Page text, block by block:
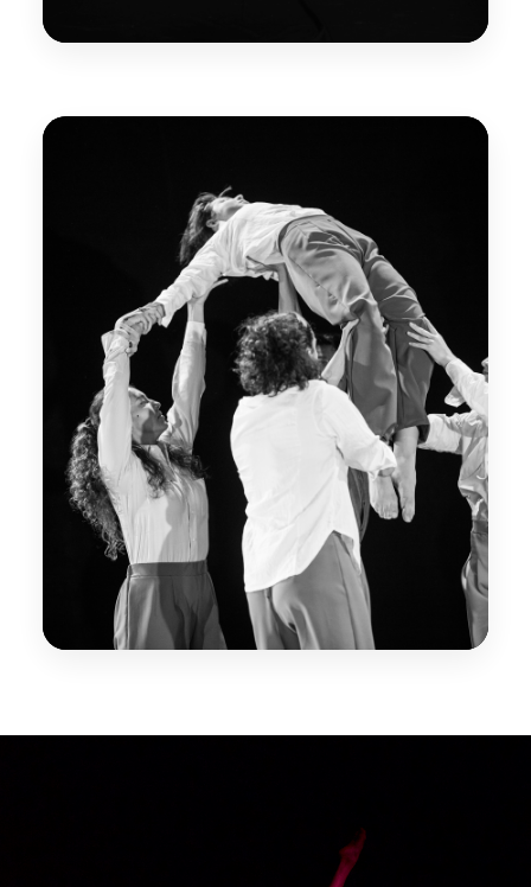
Investigación y Creación
el desarrollo de la danza contemporánea.
Ver Proyectos
Acción Social